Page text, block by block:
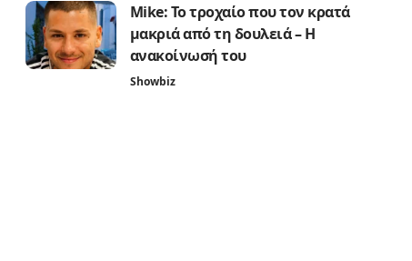
Mike: Το τροχαίο που τον κρατά
μακριά από τη δουλειά – Η
ανακοίνωσή του
Showbiz